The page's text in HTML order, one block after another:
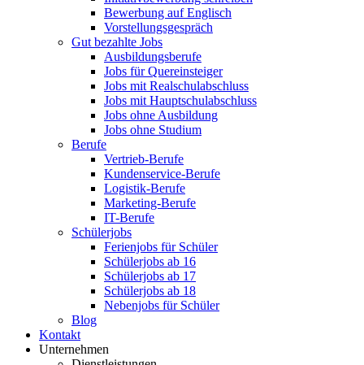
Bewerbung auf Englisch
Vorstellungsgespräch
Gut bezahlte Jobs
Ausbildungsberufe
Jobs für Quereinsteiger
Jobs mit Realschulabschluss
Jobs mit Hauptschulabschluss
Jobs ohne Ausbildung
Jobs ohne Studium
Berufe
Vertrieb-Berufe
Kundenservice-Berufe
Logistik-Berufe
Marketing-Berufe
IT-Berufe
Schülerjobs
Ferienjobs für Schüler
Schülerjobs ab 16
Schülerjobs ab 17
Schülerjobs ab 18
Nebenjobs für Schüler
Blog
Kontakt
Unternehmen